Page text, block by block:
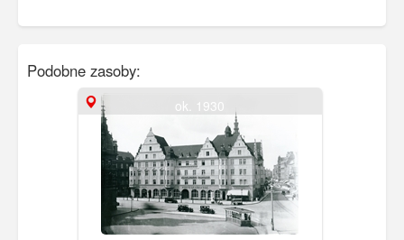
Podobne zasoby:
ok. 1930